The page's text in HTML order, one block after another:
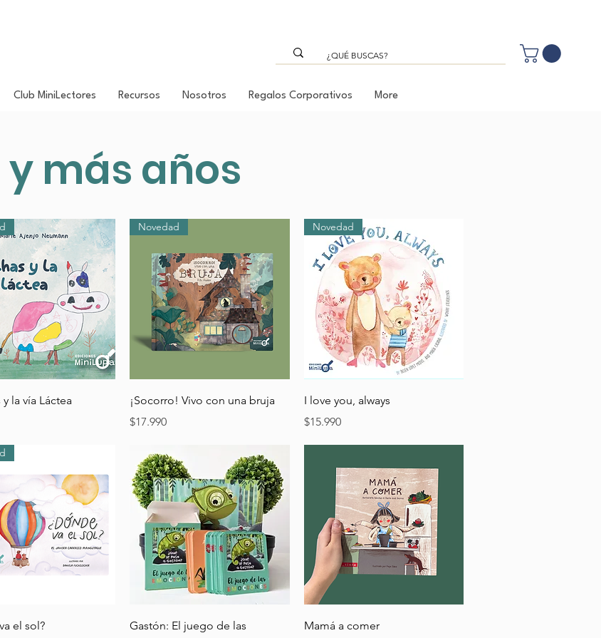
Club MiniLectores Recursos Nosotros Regalos Corporativos More
y más años
Vista rápida
la vía Láctea
Vista rápida
Novedad
¡Socorro! Vivo con una bruja
Precio
$17.990
Vista rápida
Novedad
I love you, always
Precio
$15.990
Vista rápida
el sol?
Vista rápida
Gastón: El juego de las
Vista rápida
Mamá a comer